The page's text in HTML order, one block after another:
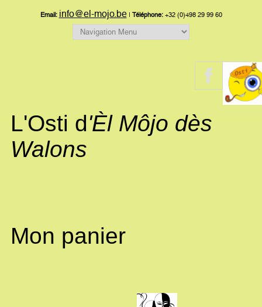
Email: info@el-mojo.be| Téléphone:+32 (0)498 29 99 60
L'Osti d'Èl Môjo dès
Walons
Mon panier